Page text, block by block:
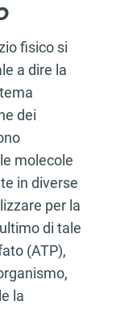
fisico si
a dire la
dei
molecole
in diverse
per la
di tale
(ATP),
la